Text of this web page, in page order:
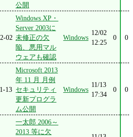
公開
02
Windows XP・
Server 2003に
未修正の欠
陥、悪用マル
ウェアも確認
Windows
12/02
12:25
0 0
13
Microsoft 2013
年 11 月 月例
セキュリティ
更新プログラ
ム公開
Windows
11/13
17:34
0 0
一太郎 2006～
2013 等に欠